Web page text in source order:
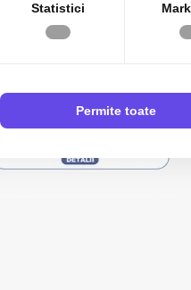
Politica de Cookie
Statistici
Permite toate